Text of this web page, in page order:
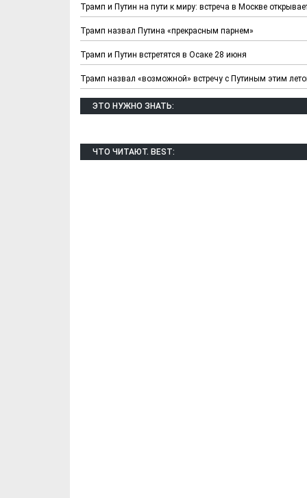
Трамп и Путин на пути к миру: встреча в Москве
Трамп назвал Путина «прекрасным парнем»
Трамп и Путин встретятся в Осаке 28 июня
Трамп назвал «возможной» встречу с Путиным этим
ЭТО НУЖНО ЗНАТЬ:
ЧТО ЧИТАЮТ. BEST:
Х. Гапураев. Капкан
для Зелимхана (Отр.
ЧЕЧНЯ. А.